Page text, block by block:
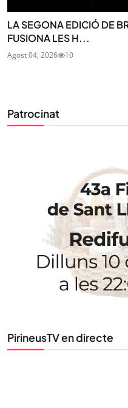
LA SEGONA EDICIÓ DE
FUSIONA LES H...
Agost 04, 2026 10
Patrocinat
PirineusTV en directe
STAY UPDATED
Uneix-te al
Tota l’actualitat,
al teu correu.
la informació que